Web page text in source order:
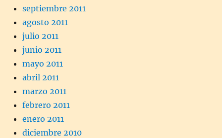
septiembre 2011
agosto 2011
julio 2011
junio 2011
mayo 2011
abril 2011
marzo 2011
febrero 2011
enero 2011
diciembre 2010